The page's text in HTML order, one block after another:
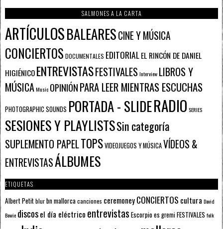
SALMONES A LA CARTA
ARTÍCULOSBALEARESCINE Y MÚSICA
CONCIERTOS DOCUMENTALES EDITORIALEL RINCÓN DE DANIEL
HIGIÉNICOENTREVISTASFESTIVALESInterview LIBROS Y
MÚSICAMusic OPINIÓNPARA LEER MIENTRAS ESCUCHAS
PHOTOGRAPHIC SOUNDS PORTADA - SLIDERADIO SERIES
SESIONES Y PLAYLISTSSin categoría
SUPLEMENTO PAPELTOPSVIDEOJUEGOS Y MÚSICAVÍDEOS &
ENTREVISTASÁLBUMES
ETIQUETAS
Albert Petitblurbn mallorcacanciones ceremoneyCONCIERTOS cultura David
Bowie discosel día eléctrico entrevistas Escorpioes gremiFESTIVALES folk